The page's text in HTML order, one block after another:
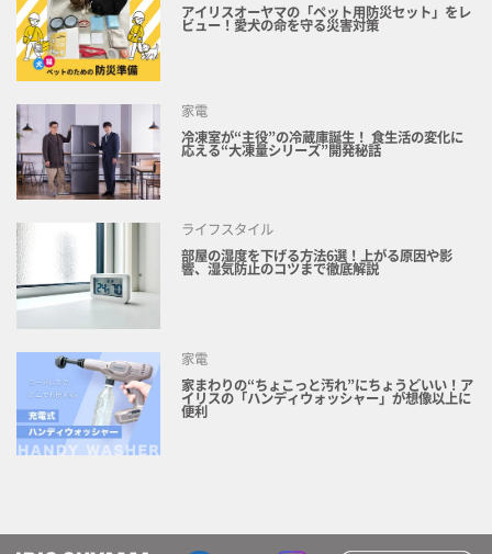
アイリスオーヤマの「ペット用防災セット」をレ
ビュー！愛犬の命を守る災害対策
家電
冷凍室が“主役”の冷蔵庫誕生！ 食生活の変化に
応える“大凍量シリーズ”開発秘話
ライフスタイル
部屋の湿度を下げる方法6選！上がる原因や影
響、湿気防止のコツまで徹底解説
家電
家まわりの“ちょこっと汚れ”にちょうどいい！ア
イリスの「ハンディウォッシャー」が想像以上に
便利